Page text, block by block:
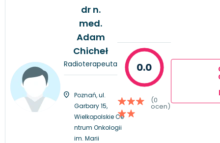
dr n.
med.
Adam
Chicheł
Radioterapeuta
Poznań, ul.
Garbary 15,
Wielkopolskie Ce
ntrum Onkologii
im. Marii
0.0
(0
ocen)